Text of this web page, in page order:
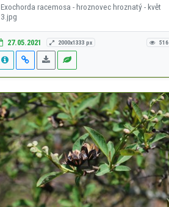
Exochorda racemosa - hroznovec hroznatý - květ
3.jpg
27.05.2021 2000x1333 px 516